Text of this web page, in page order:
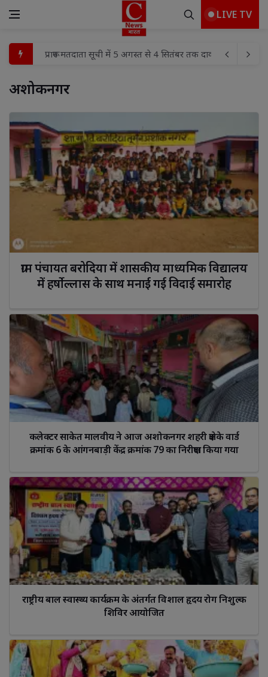
LIVE TV
दवा वितरण केंद्र बढ़ाने, पैथोलॉजी व्यवस्था सुधारने और अस्पताल
नाबालिगों द्वारा वाहन चलाने पर सख्ती, 09 प्रकरणों में पालकों के
'बेस्ट जवान' और 'बेस्ट टर्नआउट ऑफ द वीक' पुरस्कार देकर बढ़ाया
नाबालिग की अभिरक्षा तय करने का अधिकार SDM को नहीं
48 घंटे में एचबीआई बिग बाजार चोरी का खुलासा, शातिर चोर
Posture India एवं ‘Healthy Surgeons’ जागरूकता कार्यक्रम,
प्रारूप मतदाता सूची में 5 अगस्त से 4 सितंबर तक दावा एवं आपत्ति
अशोकनगर
ग्राम पंचायत बरोदिया में शासकीय माध्यमिक विद्यालय
में हर्षोल्लास के साथ मनाई गई विदाई समारोह
कलेक्टर साकेत मालवीय ने आज अशोकनगर शहरी क्षेत्र के वार्ड
क्रमांक 6 के आंगनबाड़ी केंद्र क्रमांक 79 का निरीक्षण किया गया
राष्ट्रीय बाल स्वास्थ्य कार्यक्रम के अंतर्गत विशाल हृदय रोग निशुल्क
शिविर आयोजित